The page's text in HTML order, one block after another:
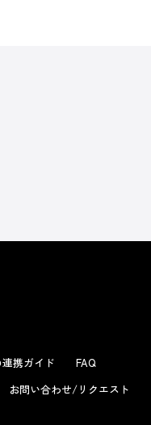
連携ガイド
FAQ
お問い合わせ/リクエスト